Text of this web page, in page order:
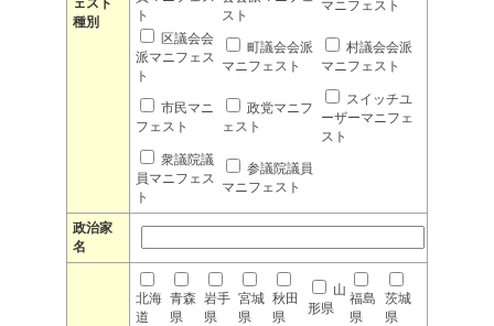
ェスト
種別
ト
スト
マニフェスト
区議会会
派マニフェス
ト
町議会会派
マニフェスト
村議会会派
マニフェスト
市民マニ
フェスト
政党マニフ
ェスト
スイッチユ
ーザーマニフェ
スト
衆議院議
員マニフェス
ト
参議院議員
マニフェスト
政治家
名
北海
道
青森
県
岩手
県
宮城
県
秋田
県
山
形県
福島
県
茨城
県